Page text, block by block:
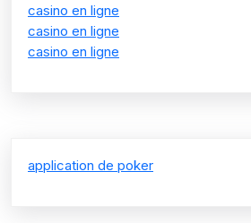
casino en ligne
casino en ligne
casino en ligne
application de poker